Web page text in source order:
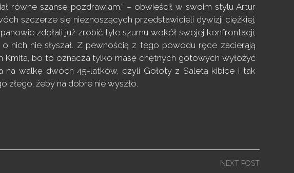
równe szanse…pozdrawiam.” – obwieścił w swoim stylu Artur
szczerze się nieznoszących przedstawicieli dywizji ciężkiej,
zdołali już zrobić tyle szumu wokół swojej konfrontacji,
nich nie słyszał. Z pewnością z tego powodu ręce zacierają
bo to oznacza tylko masę chętnych gotowych wyłożyć
na walkę dwóch 45-latków, czyli Gołoty z Saletą kibice i tak
złego, żeby na dobre nie wyszło.
NEXT POST